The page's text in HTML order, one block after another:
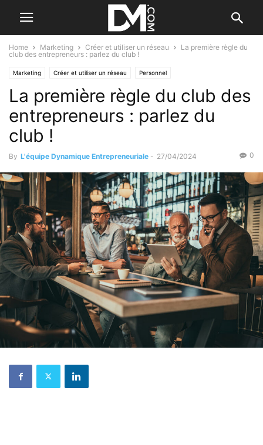
Home Marketing Créer et utiliser un réseau
La première règle du
club des entrepreneurs : parlez du club !
Marketing Créer et utiliser un réseau Personnel
Développement personnel Création Se former / Se faire accompagner
La première règle du club des
entrepreneurs : parlez du
club !
By L'équipe Dynamique Entrepreneuriale - 27/04/2024 0